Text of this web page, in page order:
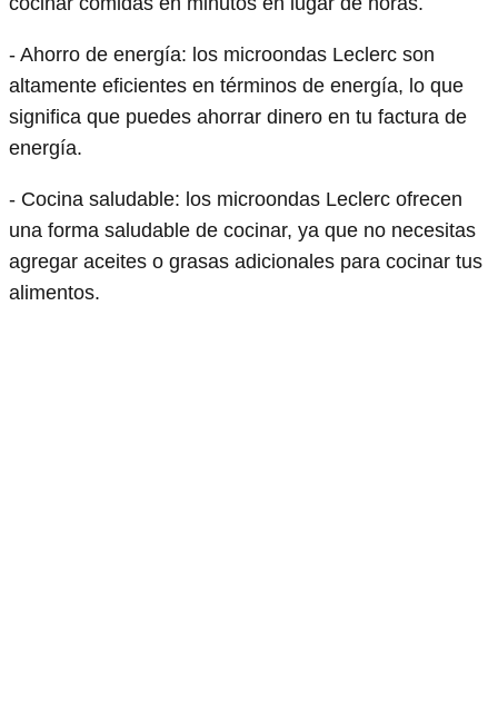
- Ahorro de energía: los microondas Leclerc son
altamente eficientes en términos de energía, lo que
significa que puedes ahorrar dinero en tu factura de
energía.
- Cocina saludable: los microondas Leclerc ofrecen
una forma saludable de cocinar, ya que no necesitas
agregar aceites o grasas adicionales para cocinar tus
alimentos.